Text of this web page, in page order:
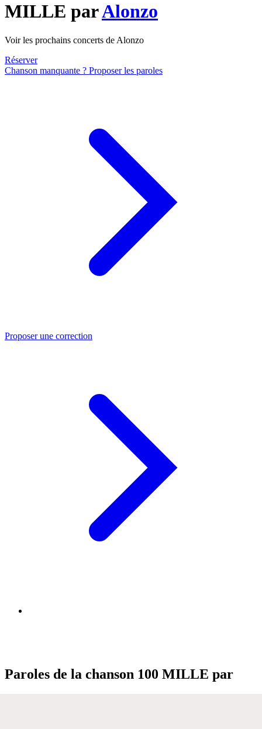
MILLE parAlonzo
Voir les prochains concerts de Alonzo
Réserver
Chanson manquante ? Proposer les paroles
Proposer une correction
Paroles de la chanson 100 MILLE par